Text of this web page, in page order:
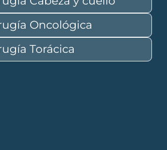
Oncológica
Torácica